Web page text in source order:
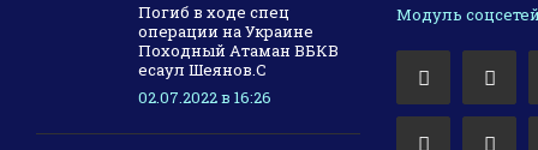
Погиб в ходе спец
операции на Украине
Походный Атаман ВБКВ
есаул Шеянов.С
02.07.2022 в 16:26
Модуль